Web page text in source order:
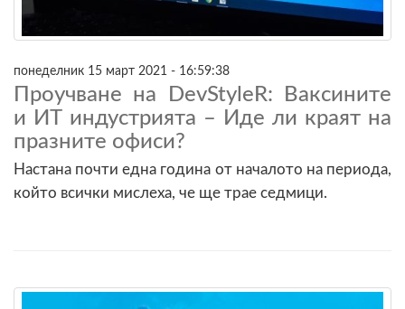
понеделник 15 март 2021 - 16:59:38
Проучване на DevStyleR: Ваксините
и ИТ индустрията – Иде ли краят на
празните офиси?
Настана почти една година от началото на периода,
който всички мислеха, че ще трае седмици.